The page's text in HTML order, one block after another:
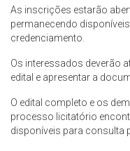
As inscrições estarão
permanecendo
credenciamento.
Os interessados deverão
edital e apresentar a
O edital completo e os
processo licitatório
disponíveis para consulta